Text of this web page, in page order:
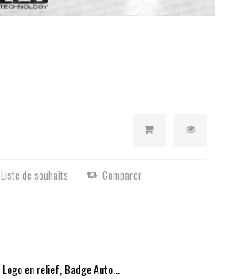
Liste de souhaits Comparer
Logo en relief, Badge Auto...